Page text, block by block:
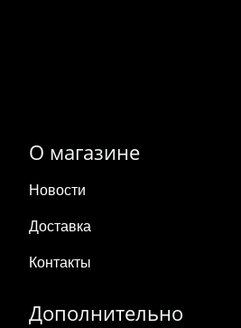
О магазине
Новости
Доставка
Контакты
Дополнительно